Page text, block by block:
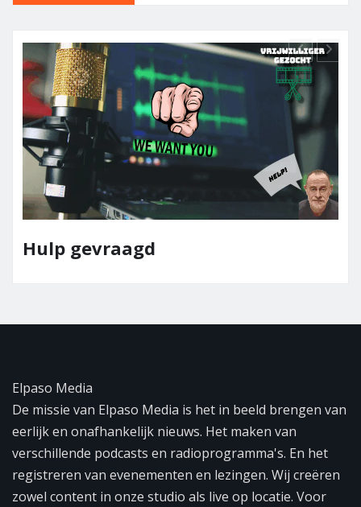
Elpaso Media
De missie van Elpaso Media is het in beeld brengen van
eerlijk en onafhankelijk nieuws. Het maken van
verschillende podcasts en radioprogramma's. En het
registreren van evenementen en lezingen. Wij creëren
zowel content in onze studio als live op locatie. Voor